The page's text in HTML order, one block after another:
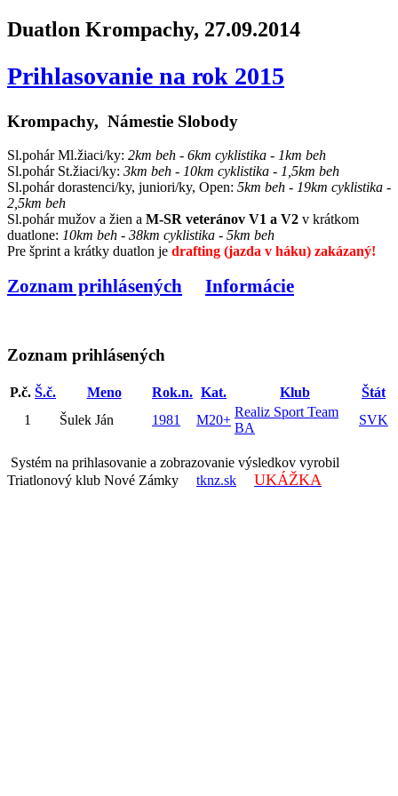
Duatlon Krompachy, 27.09.2014
Prihlasovanie na rok 2015
Krompachy, Námestie Slobody
Sl.pohár Ml.žiaci/ky: 2km beh - 6km cyklistika - 1km beh
Sl.pohár St.žiaci/ky: 3km beh - 10km cyklistika - 1,5km beh
Sl.pohár dorastenci/ky, juniori/ky, Open: 5km beh - 19km cyklistika -
2,5km beh
Sl.pohár mužov a žien a M-SR veteránov V1 a V2 v krátkom
duatlone: 10km beh - 38km cyklistika - 5km beh
Pre šprint a krátky duatlon je drafting (jazda v háku) zakázaný!
Zoznam prihlásených Informácie
Zoznam prihlásených
P.č. Š.č. Meno Rok.n. Kat. Klub
Štát
1
Šulek Ján 1981 M20+
Realiz Sport Team
BA
SVK
Systém na prihlasovanie a zobrazovanie výsledkov vyrobil
Triatlonový klub Nové Zámky tknz.sk UKÁŽKA